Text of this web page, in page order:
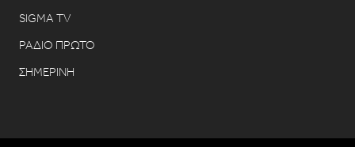
SIGMA TV
ΡΑΔΙΟ ΠΡΩΤΟ
ΣΗΜΕΡΙΝΗ